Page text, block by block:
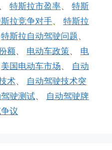
、 特斯拉市盈率、 特斯
拉竞争对手、 特斯拉
特斯拉自动驾驶问题、
额、 电动车政策、 电
美国电动车市场、 自动
术、 自动驾驶技术突
驶测试、 自动驾驶牌
议